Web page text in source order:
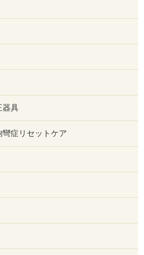
器具
症リセットケア